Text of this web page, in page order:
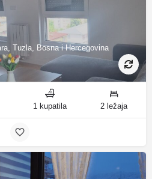
Tuzla, Bosna i Hercegovina
1 kupatila 2 ležaja